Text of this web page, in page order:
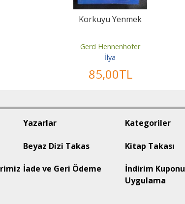
Korkuyu Yenmek
Gerd Hennenhofer
İlya
85,00TL
Yazarlar Kategoriler
Beyaz Dizi Takas Kitap Takası
İade ve Geri Ödeme
İndirim Kuponu
Uygulama